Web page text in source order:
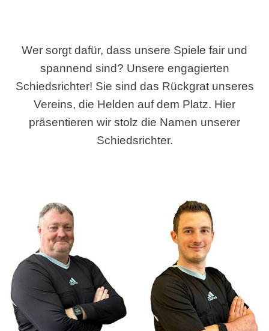
Wer sorgt dafür, dass unsere Spiele fair und
spannend sind? Unsere engagierten
Schiedsrichter! Sie sind das Rückgrat unseres
Vereins, die Helden auf dem Platz. Hier
präsentieren wir stolz die Namen unserer
Schiedsrichter.